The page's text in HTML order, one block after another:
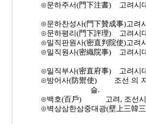
⊙문하주서(門下注書) 고려시
⊙문하찬성사(門下贊成事)고려
⊙문하평리(門下評理) 고려시
⊙밀직판원사(密直判院使)고려
⊙밀직원사(密織院事) 고려시
⊙밀직부사(密直府事) 고려시
⊙방어사(防禦使) 조선 의 지
슬.
⊙백호(百戶) 고려, 조선시대
⊙벽상삼한삼중대광(壁上三韓